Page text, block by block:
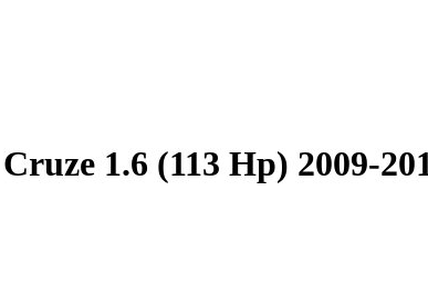
1.6 (113 Hp) 2009-